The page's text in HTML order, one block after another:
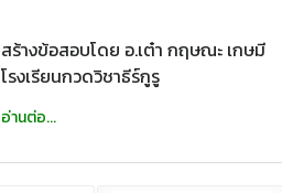
สร้างข้อสอบโดย อ.เต๋า กฤษณะ เกษมี
โรงเรียนกวดวิชาธีร์กูรู
อ่านต่อ...